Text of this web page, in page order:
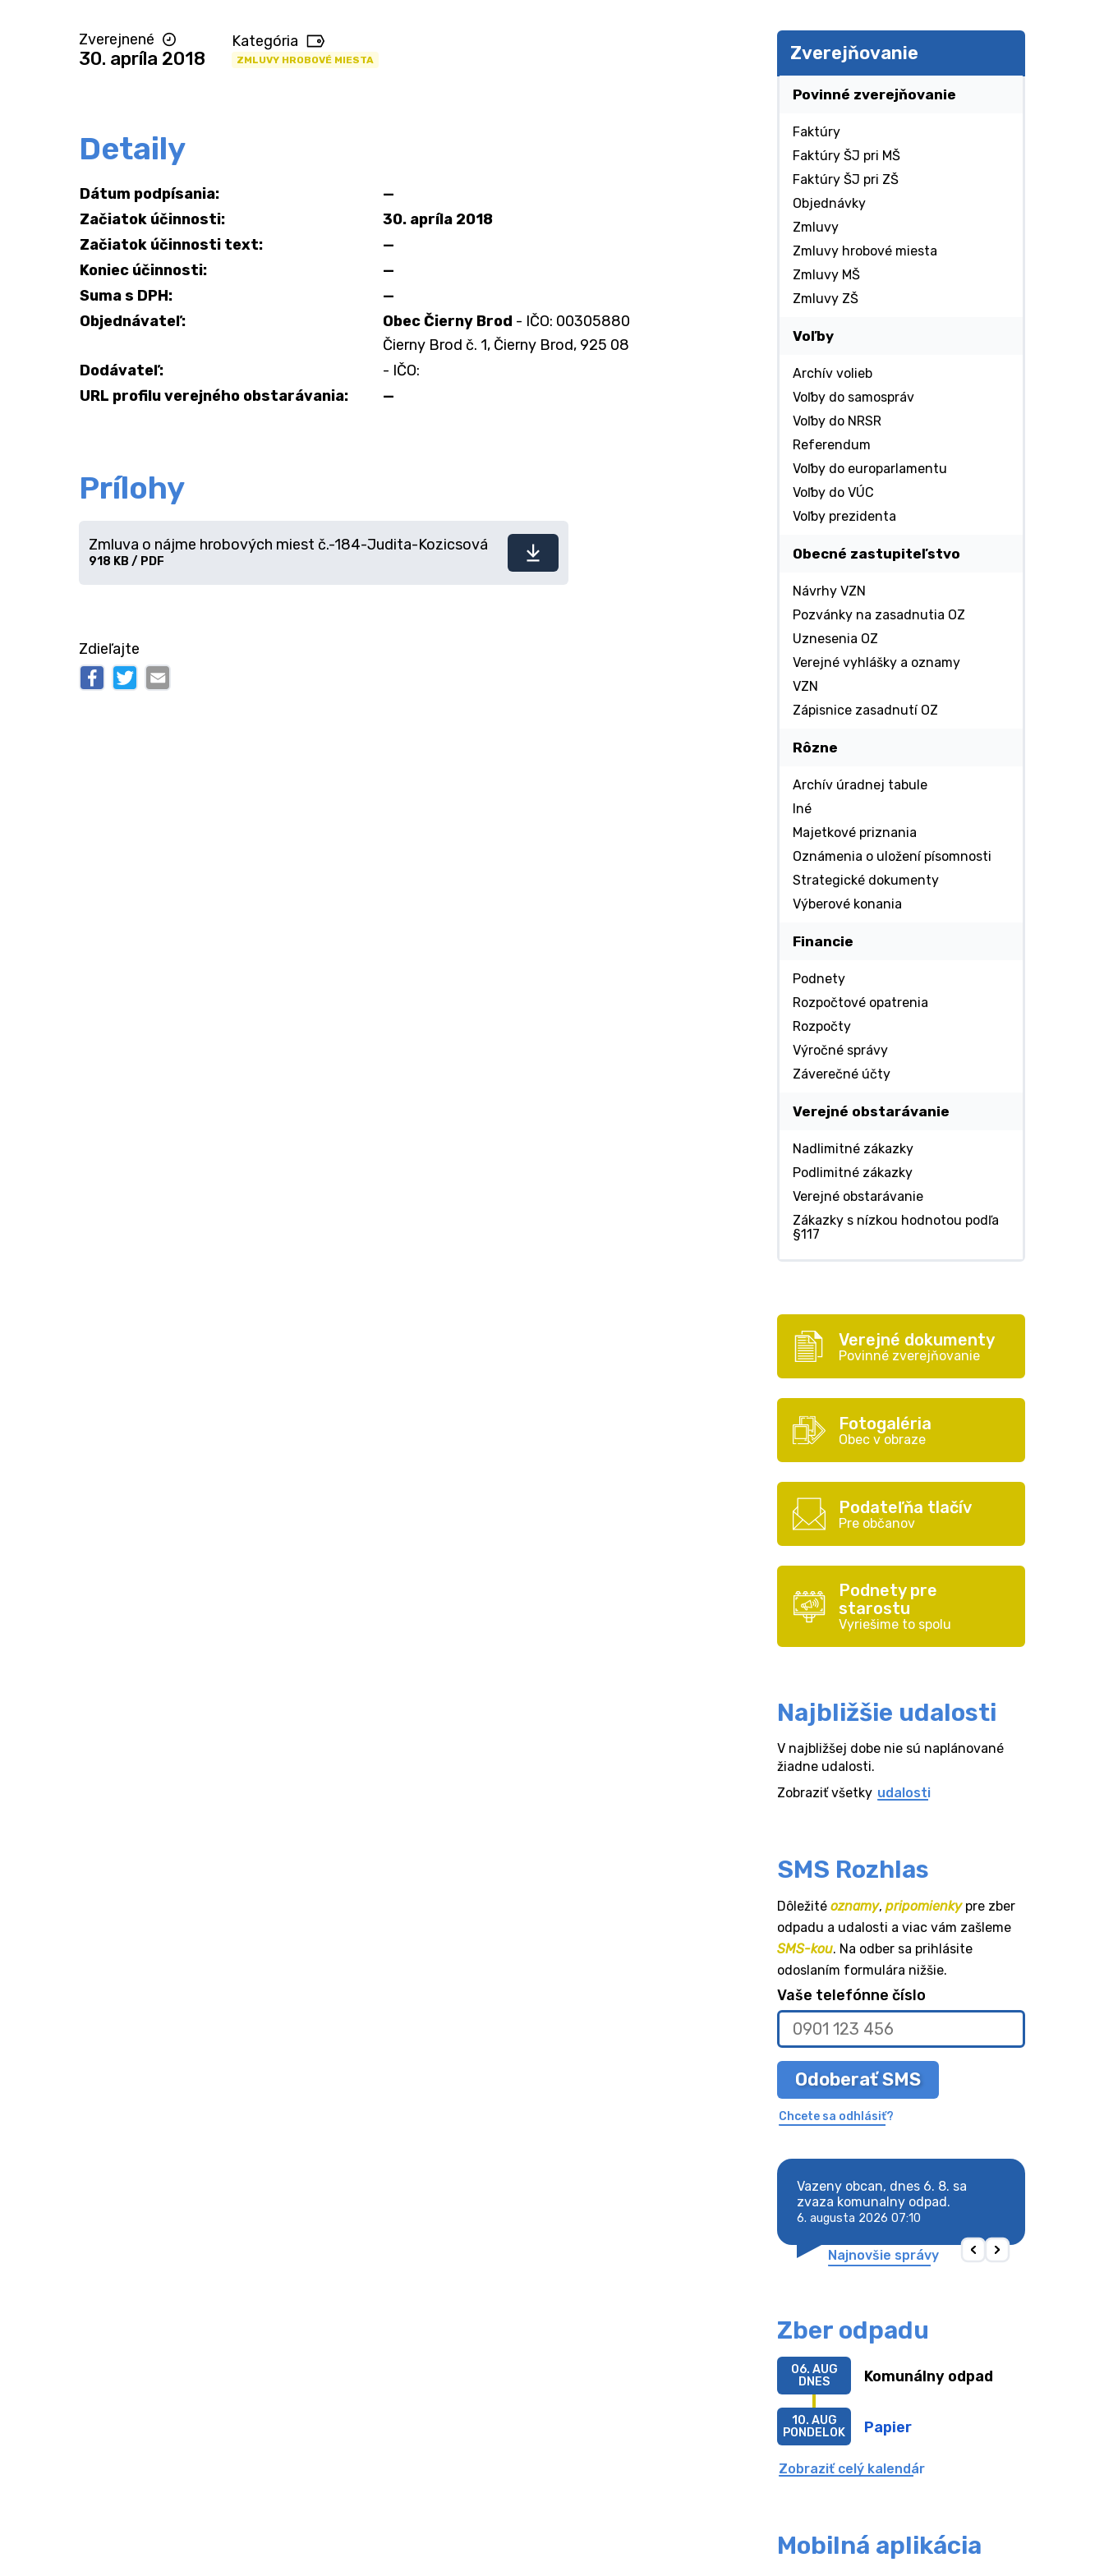
Zverejnené
30. apríla 2018
Kategória
ZMLUVY HROBOVÉ MIESTA
Detaily
Dátum podpísania:
—
Začiatok účinnosti:
30. apríla 2018
Začiatok účinnosti text:
—
Koniec účinnosti:
—
Suma s DPH:
—
Objednávateľ:
Obec Čierny Brod - IČO: 00305880
Čierny Brod č. 1, Čierny Brod, 925 08
Dodávateľ:
- IČO:
URL profilu verejného obstarávania:
—
Prílohy
Stiahnuť
Zmluva o nájme hrobových miest č.-184-Judita-Kozicsová
918 KB / PDF
Zdieľajte
Zverejňovanie
Povinné zverejňovanie
Faktúry
Faktúry ŠJ pri MŠ
Faktúry ŠJ pri ZŠ
Objednávky
Zmluvy
Zmluvy hrobové miesta
Zmluvy MŠ
Zmluvy ZŠ
Voľby
Archív volieb
Voľby do samospráv
Voľby do NRSR
Referendum
Voľby do europarlamentu
Voľby do VÚC
Voľby prezidenta
Obecné zastupiteľstvo
Návrhy VZN
Pozvánky na zasadnutia OZ
Uznesenia OZ
Verejné vyhlášky a oznamy
VZN
Zápisnice zasadnutí OZ
Rôzne
Archív úradnej tabule
Iné
Majetkové priznania
Oznámenia o uložení písomnosti
Strategické dokumenty
Výberové konania
Financie
Podnety
Rozpočtové opatrenia
Rozpočty
Výročné správy
Záverečné účty
Verejné obstarávanie
Nadlimitné zákazky
Podlimitné zákazky
Verejné obstarávanie
Zákazky s nízkou hodnotou podľa
§117
Verejné dokumenty
Povinné zverejňovanie
Fotogaléria
Obec v obraze
Podateľňa tlačív
Pre občanov
Podnety pre
starostu
Vyriešime to spolu
Najbližšie udalosti
V najbližšej dobe nie sú naplánované
žiadne udalosti.
Zobraziť všetky udalosti
SMS Rozhlas
Dôležité oznamy, pripomienkypre zber
odpadu a udalosti a viac vám zašleme
SMS-kou. Na odber sa prihlásite
odoslaním formulára nižšie.
Vaše telefónne číslo
Odoberať SMS
Chcete sa odhlásiť?
Vazeny obcan, dnes 6. 8. sa
zvaza komunalny odpad.
6. augusta 2026 07:10
Najnovšie správy
Zber odpadu
Komunálny odpad
06. AUG
DNES
Papier
10. AUG
PONDELOK
Zobraziť celý kalendár
Mobilná aplikácia